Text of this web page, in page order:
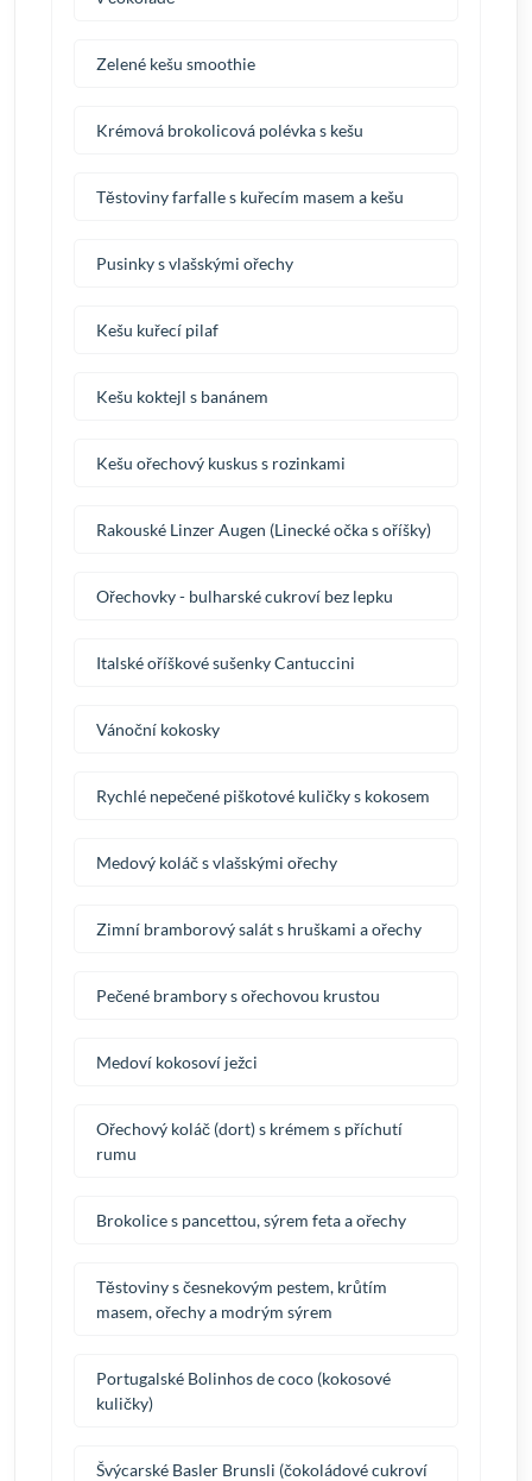
Zelené kešu smoothie
Krémová brokolicová polévka s kešu
Těstoviny farfalle s kuřecím masem a kešu
Pusinky s vlašskými ořechy
Kešu kuřecí pilaf
Kešu koktejl s banánem
Kešu ořechový kuskus s rozinkami
Rakouské Linzer Augen (Linecké očka s oříšky)
Ořechovky - bulharské cukroví bez lepku
Italské oříškové sušenky Cantuccini
Vánoční kokosky
Rychlé nepečené piškotové kuličky s kokosem
Medový koláč s vlašskými ořechy
Zimní bramborový salát s hruškami a ořechy
Pečené brambory s ořechovou krustou
Medoví kokosoví ježci
Ořechový koláč (dort) s krémem s příchutí
rumu
Brokolice s pancettou, sýrem feta a ořechy
Těstoviny s česnekovým pestem, krůtím
masem, ořechy a modrým sýrem
Portugalské Bolinhos de coco (kokosové
kuličky)
Švýcarské Basler Brunsli (čokoládové cukroví